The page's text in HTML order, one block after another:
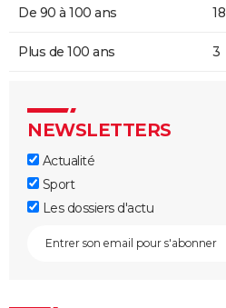
De 90 à 100 ans 18
Plus de 100 ans 3
NEWSLETTERS
Actualité
Sport
Les dossiers d'actu